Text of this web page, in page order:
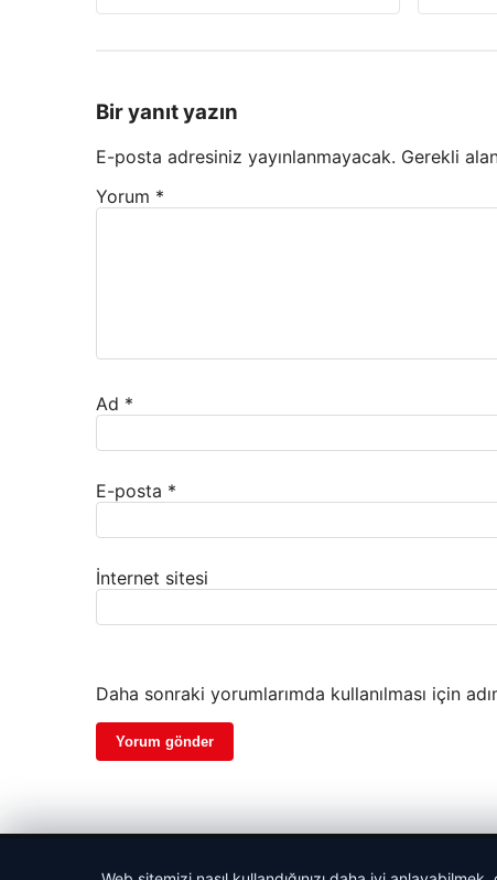
Bir yanıt yazın
E-posta adresiniz yayınlanmayacak. Gerekli
Yorum *
Ad *
E-posta *
İnternet sitesi
Daha sonraki yorumlarımda kullanılması için